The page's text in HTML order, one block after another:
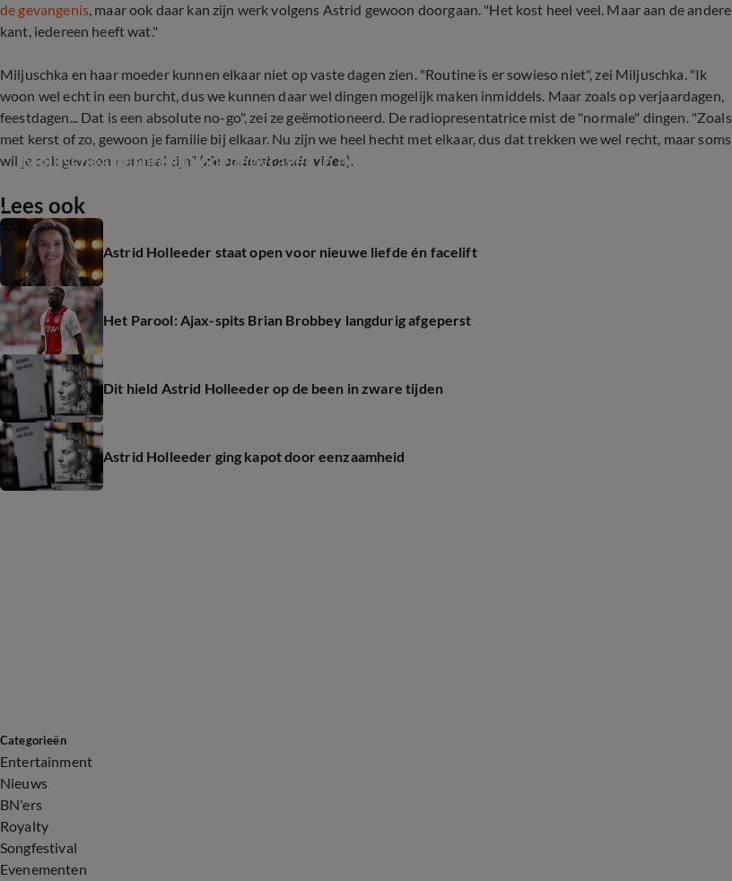
de gevangenis, maar ook daar kan zijn werk volgens Astrid gewoon doorgaan. "Het kost heel veel. Maar aan de andere
kant, iedereen heeft wat."
Miljuschka en haar moeder kunnen elkaar niet op vaste dagen zien. "Routine is er sowieso niet", zei Miljuschka. "Ik
woon wel echt in een burcht, dus we kunnen daar wel dingen mogelijk maken inmiddels. Maar zoals op verjaardagen,
feestdagen... Dat is een absolute no-go", zei ze geëmotioneerd. De radiopresentatrice mist de "normale" dingen. "Zoals
met kerst of zo, gewoon je familie bij elkaar. Nu zijn we heel hecht met elkaar, dus dat trekken we wel recht, maar soms
wil je ook gewoon normaal zijn" (zie onderstaande video).
5:07
Miljuschka bespreekt opvoedvragen in podcast met moeder Astrid
Lees ook
Astrid Holleeder staat open voor nieuwe liefde én facelift
Het Parool: Ajax-spits Brian Brobbey langdurig afgeperst
Dit hield Astrid Holleeder op de been in zware tijden
Astrid Holleeder ging kapot door eenzaamheid
Categorieën
Entertainment
Nieuws
BN'ers
Royalty
Songfestival
Evenementen